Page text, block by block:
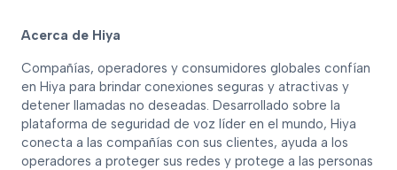
Acerca de Hiya
Compañías, operadores y consumidores globales confían
en Hiya para brindar conexiones seguras y atractivas y
detener llamadas no deseadas. Desarrollado sobre la
plataforma de seguridad de voz líder en el mundo, Hiya
conecta a las compañías con sus clientes, ayuda a los
operadores a proteger sus redes y protege a las personas